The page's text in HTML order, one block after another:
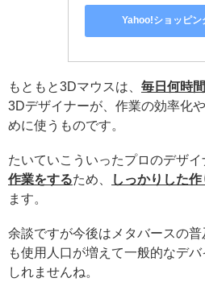
Yahoo!ショッピン
もともと3Dマウスは、 毎日何時
3Dデザイナーが、作業の効率化
めに使うものです。
たいていこういったプロのデザイ
作業をするため、 しっかりした作
ます。
余談ですが今後はメタバースの
も使用人口が増えて一般的なデ
しれませんね。